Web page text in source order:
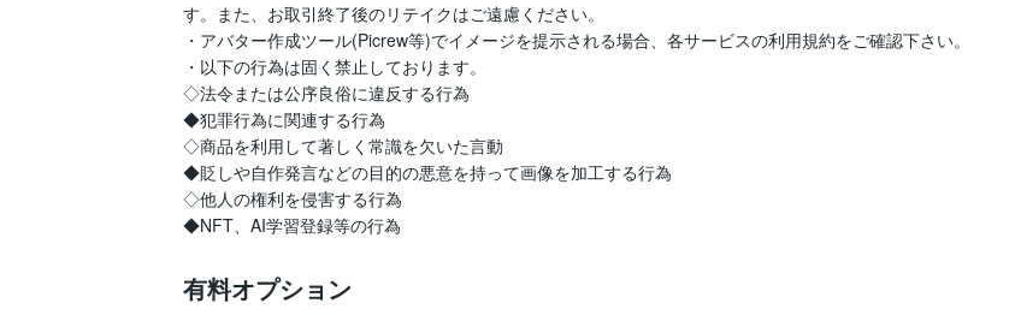
す。また、お取引終了後のリテイクはご遠慮ください。
・アバター作成ツール(Picrew等)でイメージを提示される場合、各サービスの利用規約をご確認下さい。
・以下の行為は固く禁止しております。
◇法令または公序良俗に違反する行為
◆犯罪行為に関連する行為
◇商品を利用して著しく常識を欠いた言動
◆貶しや自作発言などの目的の悪意を持って画像を加工する行為
◇他人の権利を侵害する行為
◆NFT、AI学習登録等の行為
有料オプション